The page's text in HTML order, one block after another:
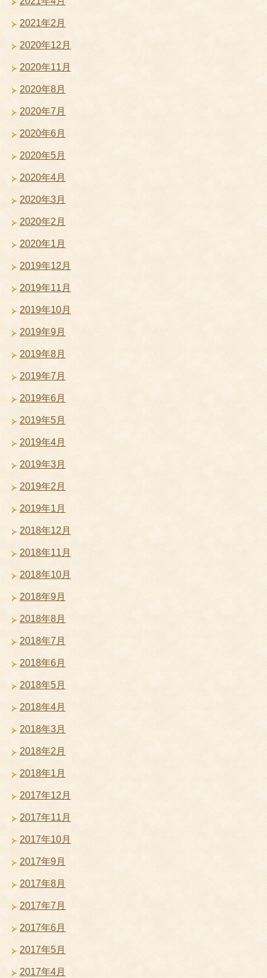
2021年2月
2020年12月
2020年11月
2020年8月
2020年7月
2020年6月
2020年5月
2020年4月
2020年3月
2020年2月
2020年1月
2019年12月
2019年11月
2019年10月
2019年9月
2019年8月
2019年7月
2019年6月
2019年5月
2019年4月
2019年3月
2019年2月
2019年1月
2018年12月
2018年11月
2018年10月
2018年9月
2018年8月
2018年7月
2018年6月
2018年5月
2018年4月
2018年3月
2018年2月
2018年1月
2017年12月
2017年11月
2017年10月
2017年9月
2017年8月
2017年7月
2017年6月
2017年5月
2017年4月